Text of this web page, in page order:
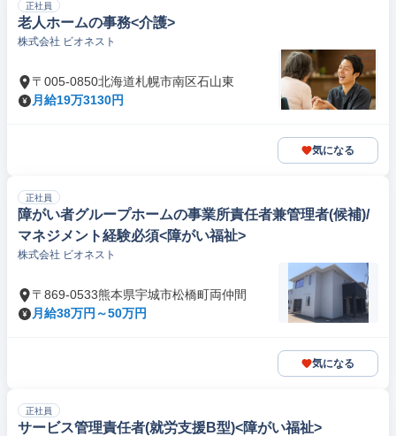
正社員
老人ホームの事務<介護>
株式会社 ビオネスト
〒005-0850北海道札幌市南区石山東
月給19万3130円
気になる
正社員
障がい者グループホームの事業所責任者兼管理者(候補)/
マネジメント経験必須<障がい福祉>
株式会社 ビオネスト
〒869-0533熊本県宇城市松橋町両仲間
月給38万円～50万円
気になる
正社員
サービス管理責任者(就労支援B型)<障がい福祉>